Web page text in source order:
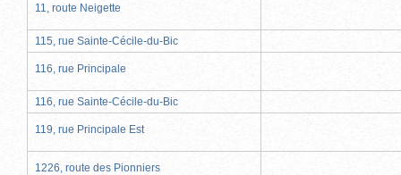
11, route Neigette
115, rue Sainte-Cécile-du-Bic
116, rue Principale
116, rue Sainte-Cécile-du-Bic
119, rue Principale Est
1226, route des Pionniers